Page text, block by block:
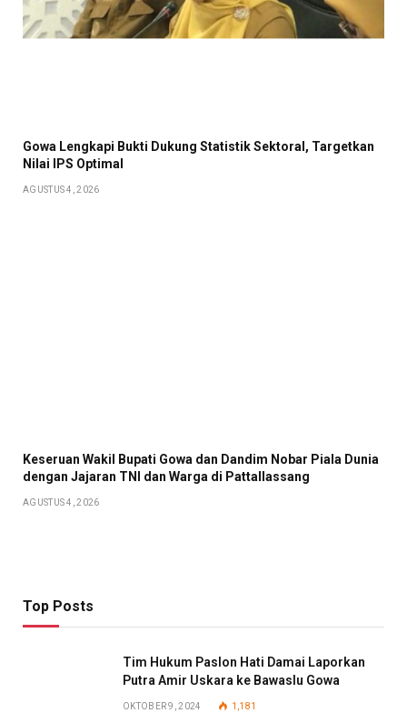
Gowa Lengkapi Bukti Dukung Statistik Sektoral, Targetkan
Nilai IPS Optimal
AGUSTUS 4, 2026
Keseruan Wakil Bupati Gowa dan Dandim Nobar Piala Dunia
dengan Jajaran TNI dan Warga di Pattallassang
AGUSTUS 4, 2026
Top Posts
Tim Hukum Paslon Hati Damai Laporkan
Putra Amir Uskara ke Bawaslu Gowa
OKTOBER 9, 2024 1,181